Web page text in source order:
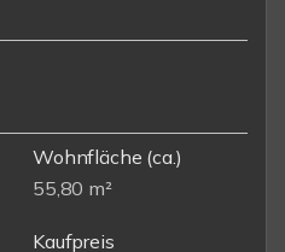
Wohnfläche (ca.)
55,80 m²
Kaufpreis